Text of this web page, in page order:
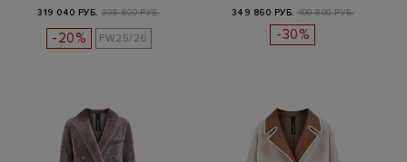
319 040 РУБ. 398 800 РУБ.
-20% FW25/26
349 860 РУБ. 499 800 РУБ.
-30%